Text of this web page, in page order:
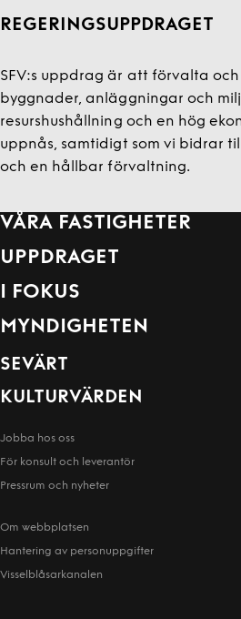
REGERINGSUPPDRAGET
SFV:s uppdrag är att förvalta
byggnader, anläggningar och
resurshushållning och en hög
uppnås, samtidigt som vi bidrar
och en hållbar förvaltning.
VÅRA FASTIGHETER
UPPDRAGET
I FOKUS
MYNDIGHETEN
SEVÄRT
KULTURVÄRDEN
Jobba hos oss
För konsult och leverantör
Pressrum och nyheter
Om webbplatsen
Hantering av person­uppgifter
Visselblåsarkanalen